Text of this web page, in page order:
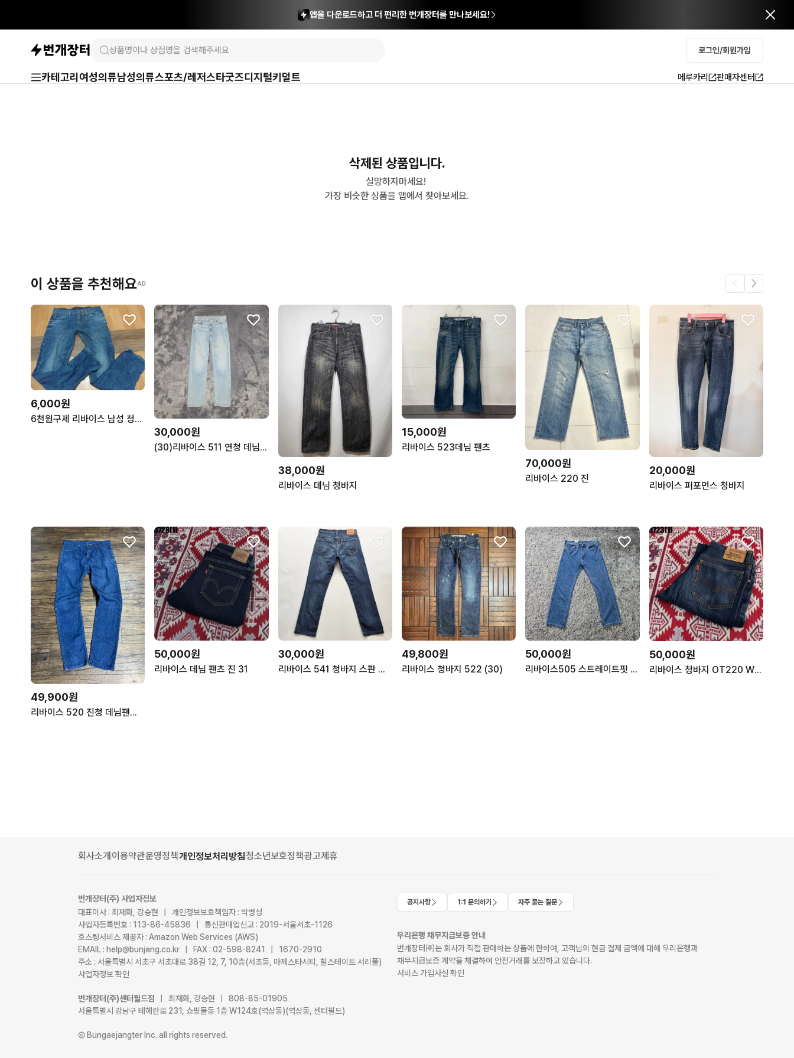
앱을 다운로드하고 더 편리한 번개장터를 만나보세요!
로그인/회원가입
카테고리 여성의류남성의류스포츠/레저스타굿즈디지털키덜트 메루카리 판매자센터
삭제된 상품입니다.
실망하지마세요!
가장 비슷한 상품을 앱에서 찾아보세요.
이 상품을 추천해요AD
6,000원
6천원구제 리바이스 남성 청바지 일자 베-2
30,000원
(30)리바이스 511 연청 데님 팬츠
38,000원
리바이스 데님 청바지
15,000원
리바이스 523데님 팬츠
70,000원
리바이스 220 진
20,000원
리바이스 퍼포먼스 청바지
49,900원
리바이스 520 진청 데님팬츠 W32 슬림 스트레이트 청바지
50,000원
리바이스 데님 팬츠 진 31
30,000원
리바이스 541 청바지 스판 슬림 데님팬츠 사이즈31 R6626
49,800원
리바이스 청바지 522 (30)
50,000원
리바이스505 스트레이트핏 청바지/남성(31인치)/B1466/새상품
50,000원
리바이스 청바지 OT220 W84 L86
회사소개이용약관운영정책개인정보처리방침청소년보호정책광고제휴
번개장터(주) 사업자정보
대표이사 : 최재화, 강승현 | 개인정보보호책임자 : 박병성
사업자등록번호 : 113-86-45836 | 통신판매업신고 : 2019-서울서초-1126
호스팅서비스 제공자 : Amazon Web Services (AWS)
EMAIL : help@bunjang.co.kr | FAX : 02-598-8241 | 1670-2910
주소 : 서울특별시 서초구 서초대로 38길 12, 7, 10층(서초동, 마제스타시티, 힐스테이트 서리풀)
사업자정보 확인
번개장터(주)센터필드점
| 최재화, 강승현 | 808-85-01905
서울특별시 강남구 테헤란로 231, 쇼핑몰동 1층 W124호(역삼동)(역삼동, 센터필드)
Ⓒ Bungaejangter Inc. all rights reserved.
공지사항 1:1 문의하기 자주 묻는 질문
우리은행 채무지급보증 안내
번개장터㈜는 회사가 직접 판매하는 상품에 한하여, 고객님의 현금 결제 금액에 대해 우리은행과
채무지급보증 계약을 체결하여 안전거래를 보장하고 있습니다.
서비스 가입사실 확인